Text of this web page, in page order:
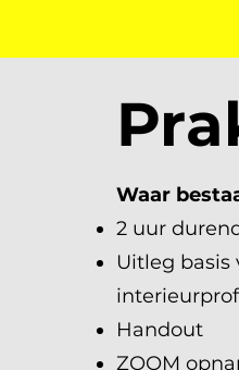
Waar
2 uur
Uitleg basis
Handout
ZOOM